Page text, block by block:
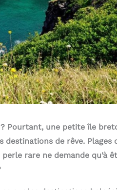
? Pourtant, une petite île
destinations de rêve. Plages
rare ne demande qu’à